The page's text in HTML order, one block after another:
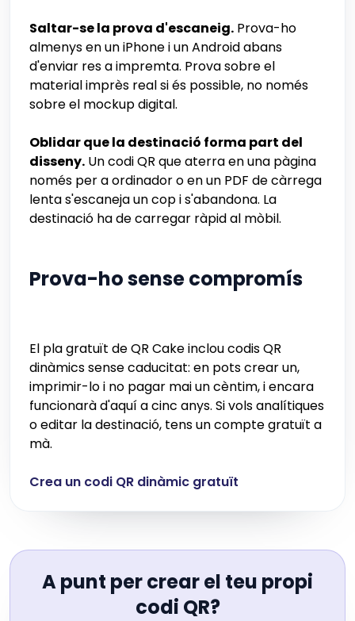
Saltar-se la prova d'escaneig. Prova-ho
almenys en un iPhone i un Android abans
d'enviar res a impremta. Prova sobre el
material imprès real si és possible, no només
sobre el mockup digital.
Oblidar que la destinació forma part del
disseny. Un codi QR que aterra en una pàgina
només per a ordinador o en un PDF de càrrega
lenta s'escaneja un cop i s'abandona. La
destinació ha de carregar ràpid al mòbil.
Prova-ho sense compromís
El pla gratuït de QR Cake inclou codis QR
dinàmics sense caducitat: en pots crear un,
imprimir-lo i no pagar mai un cèntim, i encara
funcionarà d'aquí a cinc anys. Si vols analítiques
o editar la destinació, tens un compte gratuït a
mà.
Crea un codi QR dinàmic gratuït
A punt per crear el teu propi
codi QR?